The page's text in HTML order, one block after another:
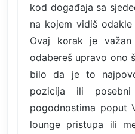
kod događaja sa
na kojem vidiš
Ovaj korak je
odabereš upravo ono
bilo da je to
pozicija ili
pogodnostima poput
lounge pristupa ili